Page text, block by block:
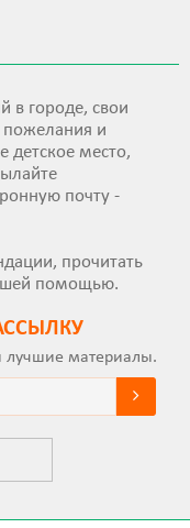
в городе, свои
пожелания и
детское место,
почту -
прочитать
помощью.
материалы.